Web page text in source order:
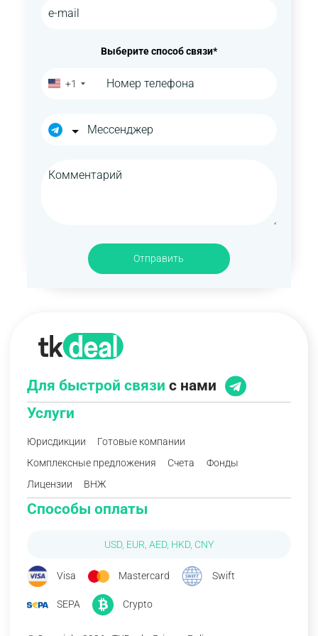
Выберите способ связи*
+1
Отправить
Услуги
Юрисдикции
Готовые компании
Комплексные предложения
Счета
Фонды
Лицензии
ВНЖ
Способы оплаты
USD, EUR, AED, HKD, CNY
Visa Mastercard Swift
SEPA Crypto
Для быстрой связи с нами